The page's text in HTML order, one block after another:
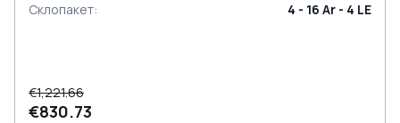
Склопакет: 4 - 16 Ar - 4 LE
€1,221.66
€830.73